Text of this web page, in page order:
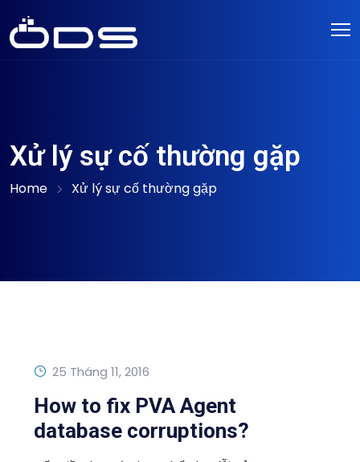
Xử lý sự cố thường gặp
Home Xử lý sự cố thường gặp
25 Tháng 11, 2016
How to fix PVA Agent
database corruptions?